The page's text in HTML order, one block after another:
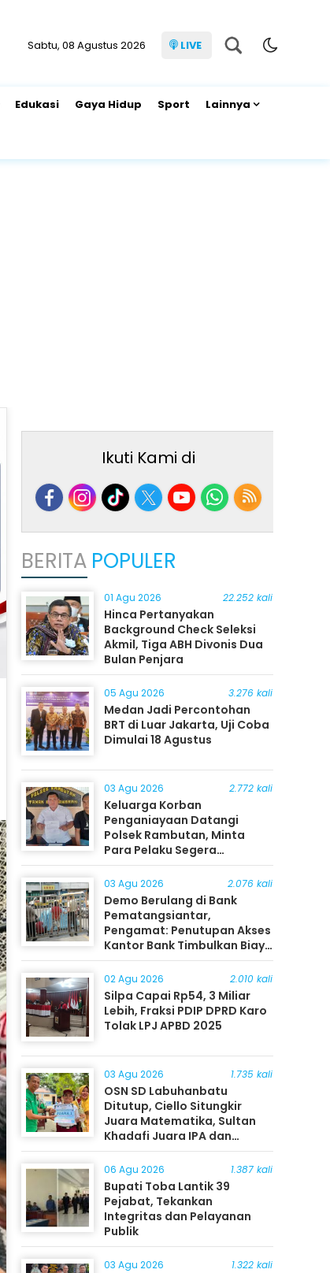
Sabtu, 08 Agustus 2026 LIVE
Edukasi Gaya Hidup Sport Lainnya
Ikuti Kami di
BERITA POPULER
01 Agu 2026 22.252 kali
Hinca Pertanyakan
Background Check Seleksi
Akmil, Tiga ABH Divonis Dua
Bulan Penjara
05 Agu 2026 3.276 kali
Medan Jadi Percontohan
BRT di Luar Jakarta, Uji Coba
Dimulai 18 Agustus
03 Agu 2026 2.772 kali
Keluarga Korban
Penganiayaan Datangi
Polsek Rambutan, Minta
Para Pelaku Segera
Ditangkap
03 Agu 2026 2.076 kali
Demo Berulang di Bank
Pematangsiantar,
Pengamat: Penutupan Akses
Kantor Bank Timbulkan Biaya
Ekonomi bagi Masyarakat
02 Agu 2026 2.010 kali
Silpa Capai Rp54, 3 Miliar
Lebih, Fraksi PDIP DPRD Karo
Tolak LPJ APBD 2025
03 Agu 2026 1.735 kali
OSN SD Labuhanbatu
Ditutup, Ciello Situngkir
Juara Matematika, Sultan
Khadafi Juara IPA dan
Timothy Rangkuti Juara IPS
06 Agu 2026 1.387 kali
Bupati Toba Lantik 39
Pejabat, Tekankan
Integritas dan Pelayanan
Publik
03 Agu 2026 1.322 kali